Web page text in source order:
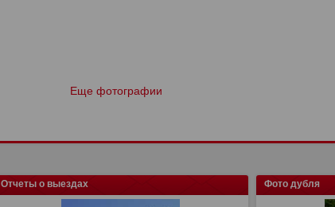
Еще фотографии
Отчеты о выездах Фото дубля